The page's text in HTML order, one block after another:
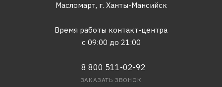
Масломарт, г. Ханты-Мансийск
Время работы контакт-центра
с 09:00 до 21:00
8 800 511-02-92
ЗАКАЗАТЬ ЗВОНОК